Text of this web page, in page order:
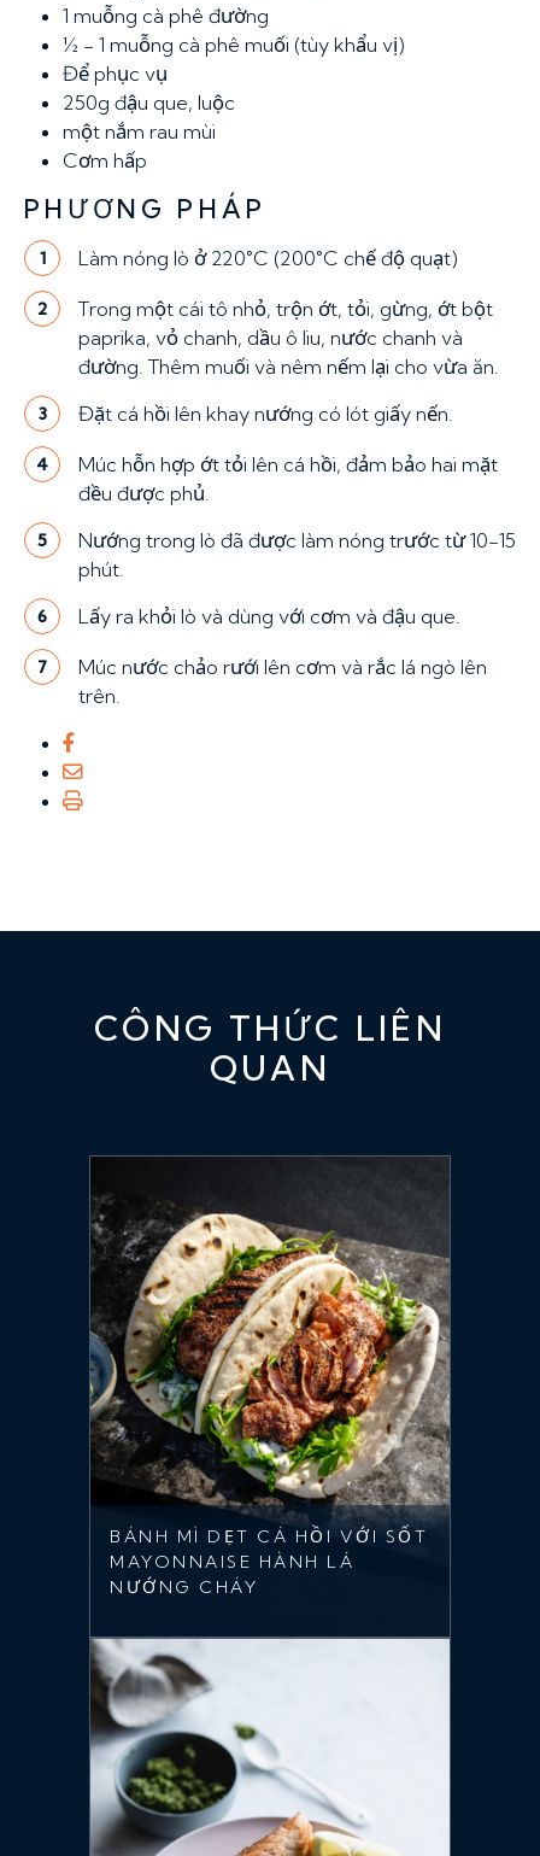
1 muỗng cà phê đường
½ - 1 muỗng cà phê muối (tùy khẩu vị)
Để phục vụ
250g đậu que, luộc
một nắm rau mùi
Cơm hấp
PHƯƠNG PHÁP
1 Làm nóng lò ở 220°C (200°C chế độ quạt)
2
Trong một cái tô nhỏ, trộn ớt, tỏi, gừng, ớt bột
paprika, vỏ chanh, dầu ô liu, nước chanh và
đường. Thêm muối và nêm nếm lại cho vừa ăn.
3 Đặt cá hồi lên khay nướng có lót giấy nến.
4
Múc hỗn hợp ớt tỏi lên cá hồi, đảm bảo hai mặt
đều được phủ.
5
Nướng trong lò đã được làm nóng trước từ 10-15
phút.
6 Lấy ra khỏi lò và dùng với cơm và đậu que.
7
Múc nước chảo rưới lên cơm và rắc lá ngò lên
trên.
CÔNG THỨC LIÊN
QUAN
BÁNH MÌ DẸT CÁ HỒI VỚI SỐT
MAYONNAISE HÀNH LÁ
NƯỚNG CHÁY